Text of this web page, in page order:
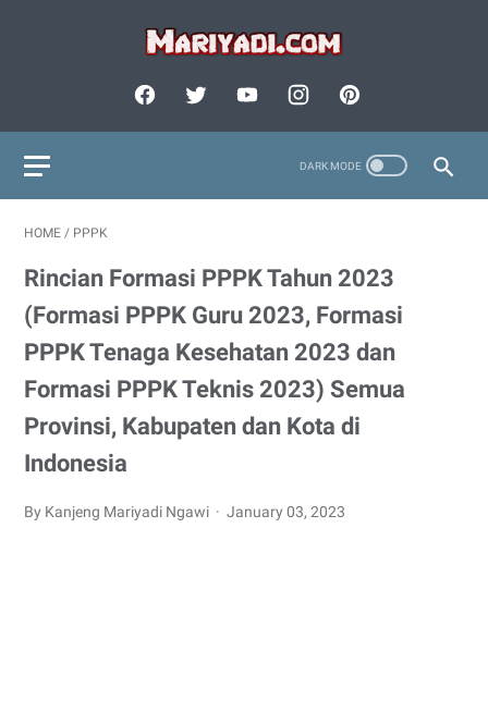
HOME / PPPK
Rincian Formasi PPPK Tahun 2023
(Formasi PPPK Guru 2023, Formasi
PPPK Tenaga Kesehatan 2023 dan
Formasi PPPK Teknis 2023) Semua
Provinsi, Kabupaten dan Kota di
Indonesia
By Kanjeng Mariyadi Ngawi January 03, 2023